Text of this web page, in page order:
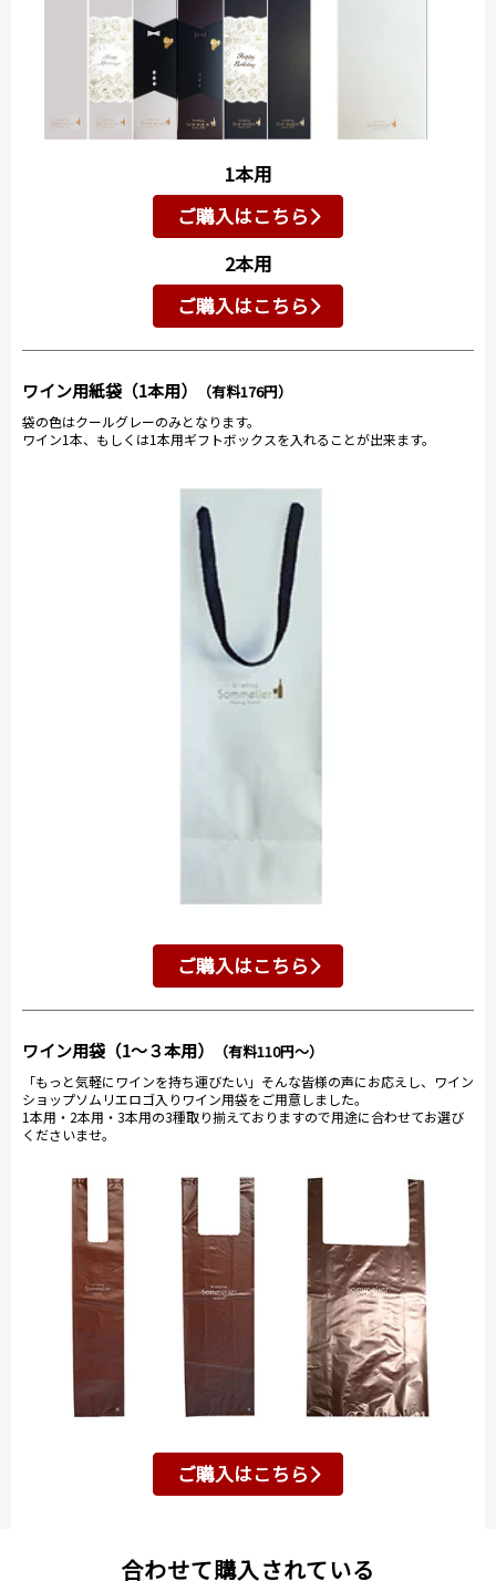
1本用
ご購入はこちら
2本用
ご購入はこちら
ワイン用紙袋（1本用） （有料176円）
袋の色はクールグレーのみとなります。
ワイン1本、もしくは1本用ギフトボックスを入れることが出来ます。
ご購入はこちら
ワイン用袋（1～３本用） （有料110円～）
「もっと気軽にワインを持ち運びたい」そんな皆様の声にお応えし、ワイン
ショップソムリエロゴ入りワイン用袋をご用意しました。
1本用・2本用・3本用の3種取り揃えておりますので用途に合わせてお選び
くださいませ。
ご購入はこちら
合わせて購入されている